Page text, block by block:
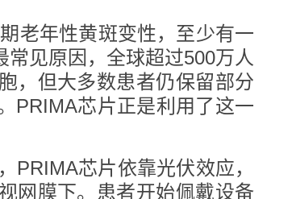
老年性黄斑变性，至少有一
见原因，全球超过500万人
，但大多数患者仍保留部分
PRIMA芯片正是利用了这一
PRIMA芯片依靠光伏效应，
网膜下。患者开始佩戴设备